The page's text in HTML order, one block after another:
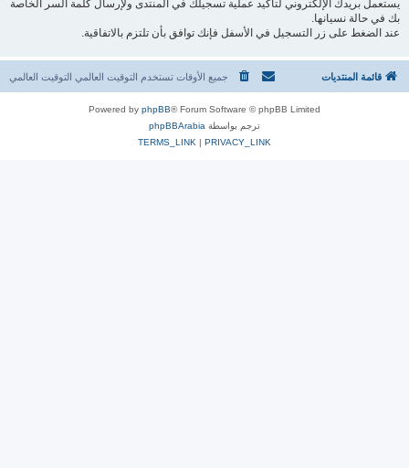
يستعمل بريدك الإلكتروني لتأكيد عملية تسجيلك في المنتدى ولإرسال كلمة السر الخاصة
بك في حالة نسيانها.
عند الضغط على زر التسجيل في الأسفل فإنك توافق بأن تلتزم بالاتفاقية.
قائمة المنتديات جميع الأوقات تستخدم التوقيت العالمي التوقيت العالمي
Powered by phpBB® Forum Software © phpBB Limited
ترجم بواسطة phpBBArabia
PRIVACY_LINK
|
TERMS_LINK